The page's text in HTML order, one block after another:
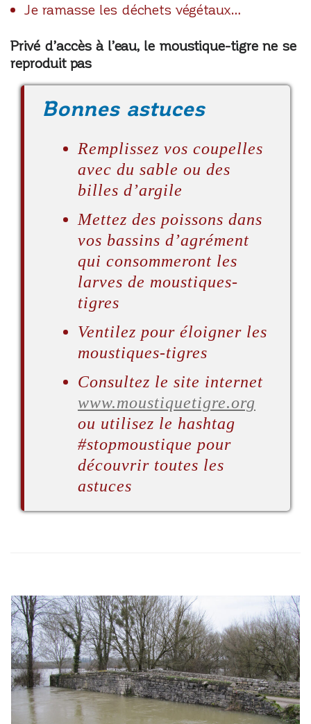
Je ramasse les déchets végétaux…
Privé d’accès à l’eau, le moustique-tigre ne se
reproduit pas
Bonnes astuces
Remplissez vos coupelles
avec du sable ou des
billes d’argile
Mettez des poissons dans
vos bassins d’agrément
qui consommeront les
larves de moustiques-
tigres
Ventilez pour éloigner les
moustiques-tigres
Consultez le site internet
www.moustiquetigre.org
ou utilisez le hashtag
#stopmoustique pour
découvrir toutes les
astuces